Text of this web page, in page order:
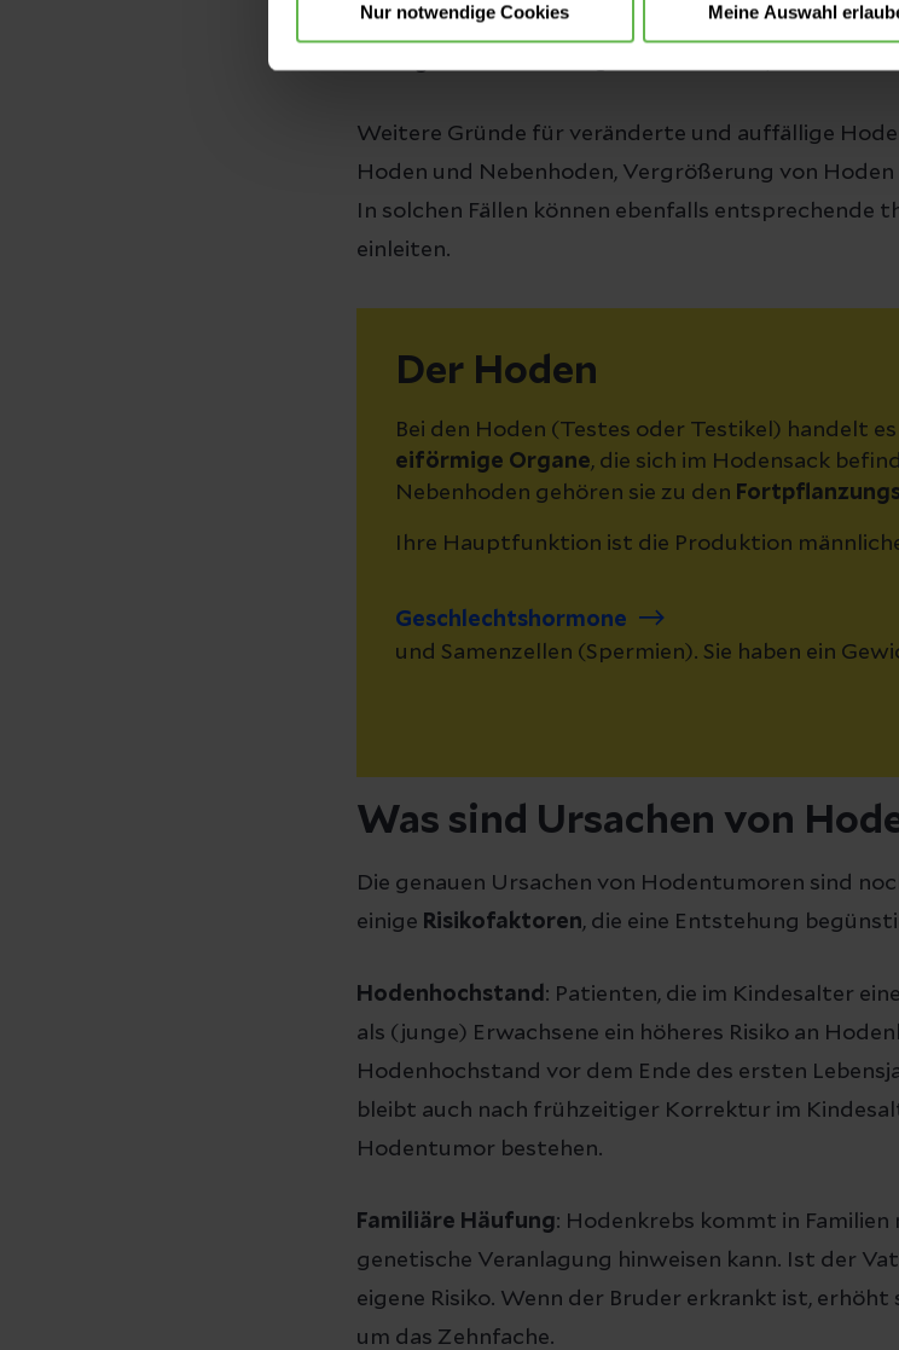
Nur notwendige Cookies Meine Auswahl
Wichtig: Nicht jede Veränderung am Hoden ist
Weitere Gründe für veränderte und auffällige
Hoden und Nebenhoden, Vergrößerung von
In solchen Fällen können ebenfalls entsprechende
einleiten.
Der Hoden
Bei den Hoden (Testes oder Testikel) handelt
eiförmige Organe, die sich im Hodensack
Nebenhoden gehören sie zu den
Ihre Hauptfunktion ist die Produktion
Geschlechtshormone
und Samenzellen (Spermien). Sie haben ein
Was sind Ursachen von
Die genauen Ursachen von Hodentumoren sind
einige Risikofaktoren, die eine Entstehung
Hodenhochstand : Patienten, die im Kindesalter
als (junge) Erwachsene ein höheres Risiko an
Hodenhochstand vor dem Ende des ersten
bleibt auch nach frühzeitiger Korrektur im
Hodentumor bestehen.
Familiäre Häufung: Hodenkrebs kommt in
genetische Veranlagung hinweisen kann. Ist der
eigene Risiko. Wenn der Bruder erkrankt ist,
um das Zehnfache.